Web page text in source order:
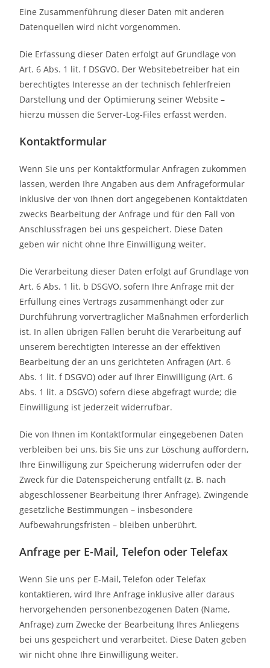
Eine Zusammenführung dieser Daten mit anderen
Datenquellen wird nicht vorgenommen.
Die Erfassung dieser Daten erfolgt auf Grundlage von
Art. 6 Abs. 1 lit. f DSGVO. Der Websitebetreiber hat ein
berechtigtes Interesse an der technisch fehlerfreien
Darstellung und der Optimierung seiner Website –
hierzu müssen die Server-Log-Files erfasst werden.
Kontaktformular
Wenn Sie uns per Kontaktformular Anfragen zukommen
lassen, werden Ihre Angaben aus dem Anfrageformular
inklusive der von Ihnen dort angegebenen Kontaktdaten
zwecks Bearbeitung der Anfrage und für den Fall von
Anschlussfragen bei uns gespeichert. Diese Daten
geben wir nicht ohne Ihre Einwilligung weiter.
Die Verarbeitung dieser Daten erfolgt auf Grundlage von
Art. 6 Abs. 1 lit. b DSGVO, sofern Ihre Anfrage mit der
Erfüllung eines Vertrags zusammenhängt oder zur
Durchführung vorvertraglicher Maßnahmen erforderlich
ist. In allen übrigen Fällen beruht die Verarbeitung auf
unserem berechtigten Interesse an der effektiven
Bearbeitung der an uns gerichteten Anfragen (Art. 6
Abs. 1 lit. f DSGVO) oder auf Ihrer Einwilligung (Art. 6
Abs. 1 lit. a DSGVO) sofern diese abgefragt wurde; die
Einwilligung ist jederzeit widerrufbar.
Die von Ihnen im Kontaktformular eingegebenen Daten
verbleiben bei uns, bis Sie uns zur Löschung auffordern,
Ihre Einwilligung zur Speicherung widerrufen oder der
Zweck für die Datenspeicherung entfällt (z. B. nach
abgeschlossener Bearbeitung Ihrer Anfrage). Zwingende
gesetzliche Bestimmungen – insbesondere
Aufbewahrungsfristen – bleiben unberührt.
Anfrage per E-Mail, Telefon oder Telefax
Wenn Sie uns per E-Mail, Telefon oder Telefax
kontaktieren, wird Ihre Anfrage inklusive aller daraus
hervorgehenden personenbezogenen Daten (Name,
Anfrage) zum Zwecke der Bearbeitung Ihres Anliegens
bei uns gespeichert und verarbeitet. Diese Daten geben
wir nicht ohne Ihre Einwilligung weiter.